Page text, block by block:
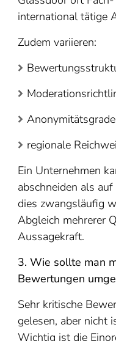
international tätige
Zudem variieren:
Anonymitätsgrade
regionale
Ein Unternehmen
abschneiden als
dies zwangsläufig
Abgleich mehrerer
Aussagekraft.
3. Wie sollte man
Bewertungen
Sehr kritische
gelesen, aber nicht
Wichtig ist die